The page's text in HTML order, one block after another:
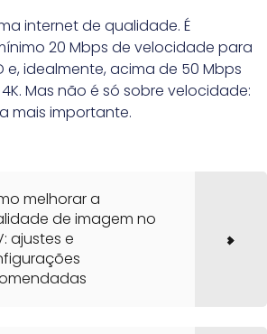
internet de qualidade. É
20 Mbps de velocidade para
e, idealmente, acima de 50 Mbps
Mas não é só sobre velocidade:
mais importante.
melhorar a
de imagem no
ajustes e